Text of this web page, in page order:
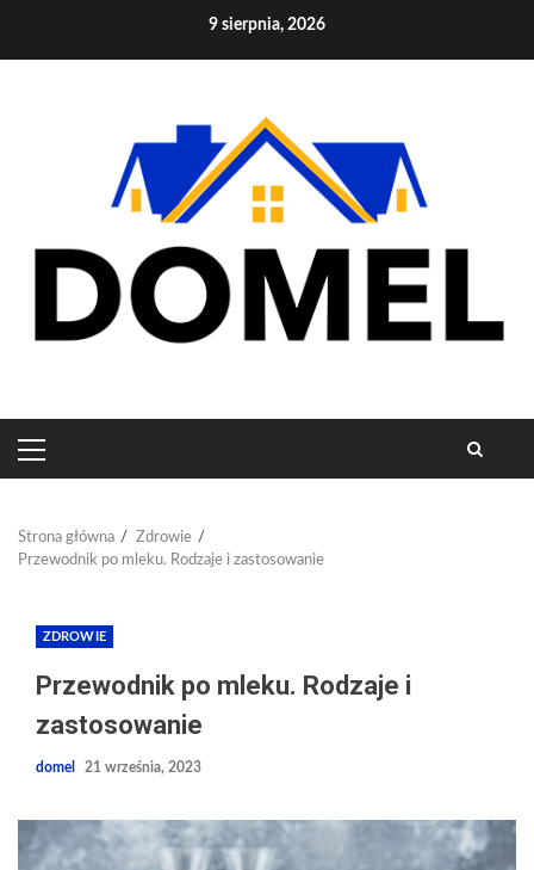
9 sierpnia, 2026
PRIMARY
MENU
Strona główna
Zdrowie
Przewodnik po mleku. Rodzaje i zastosowanie
ZDROWIE
Przewodnik po mleku. Rodzaje i
zastosowanie
domel 21 września, 2023